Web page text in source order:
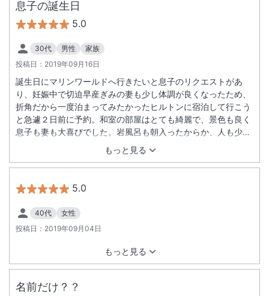
息子の誕生日
5.0
30代 男性
家族
投稿日： 2019年09月16日
もっと見る
誕生日にマリンワールドへ行きたいと息子のリクエストがあ
り、妊娠中で切迫早産ぎみの妻も少し体調が良くなったため、
折角だから一度泊まってみたかったヒルトンに宿泊して行こう
と急遽２日前に予約。和室の部屋はとても綺麗で、景色も良く
息子も妻も大喜びでした。岩風呂も朝入ったからか、人も少な
く快適でした。チェックインの際、案内して下さった方に妻
が、息子の誕生日旅行で急遽宿泊を決めたことを話すと、ささ
やかですが…と部屋へフルーツ盛り合わせと新幹線型のペット
ボトル（息子は新幹線大好き！）を届けて下さいました。妊娠
中の妻も食べやすいようにと、ケーキではなくフルーツを選ん
でくれたようです。おもてなしの心にとても感動しました。ヒ
ルトンオナーズにも登録したことですし、息子も妻もとても気
に入ったようで、また是非宿泊しに行こうと今から話していま
5.0
40代
女性
投稿日： 2019年09月04日
もっと見る
名前だけ？？